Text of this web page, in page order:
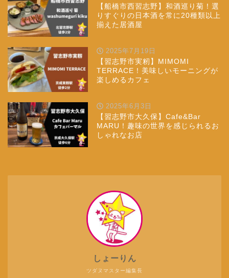
【船橋市西習志野】和酒巡り菊！選
りすぐりの日本酒を常に20種類以上
揃えた居酒屋
2025年7月19日
【習志野市実籾】MIMOMI
TERRACE！美味しいモーニングが
楽しめるカフェ
2025年6月3日
【習志野市大久保】Cafe&Bar
MARU！趣味の世界を感じられるお
しゃれなお店
ツダヌマスター編集長
しょーりん